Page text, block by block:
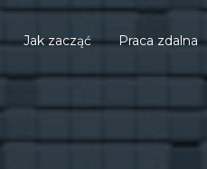
Jak zacząć Praca zdalna